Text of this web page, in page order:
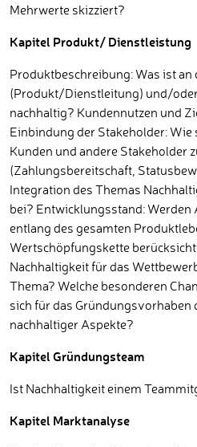
Mehrwerte skizziert?
Kapitel Produkt/ Dienstleistung
Produktbeschreibung: Was ist an
(Produkt/Dienstleitung) und/
nachhaltig? Kundennutzen und
Einbindung der Stakeholder: Wie
Kunden und andere Stakeholder
(Zahlungsbereitschaft,
Integration des Themas
bei? Entwicklungsstand: Werden
entlang des gesamten
Wertschöpfungskette
Nachhaltigkeit für das
Thema? Welche besonderen
sich für das
nachhaltiger Aspekte?
Kapitel Gründungsteam
Ist Nachhaltigkeit einem
Kapitel Marktanalyse